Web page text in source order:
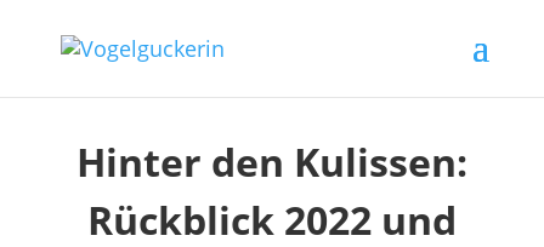
Hinter den Kulissen:
Rückblick 2022 und